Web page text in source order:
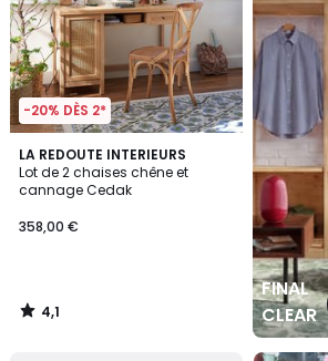
-20% DÈS 2*
LA REDOUTE INTERIEURS
Lot de 2 chaises chêne et
cannage Cedak
358,00 €
4,1
/ 5
4,1
/
FINAL